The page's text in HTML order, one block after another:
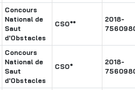
Concours
National de
Saut
d'Obstacles
CSO**
2018-
Concours
National de
Saut
d'Obstacles
CSO*
2018-